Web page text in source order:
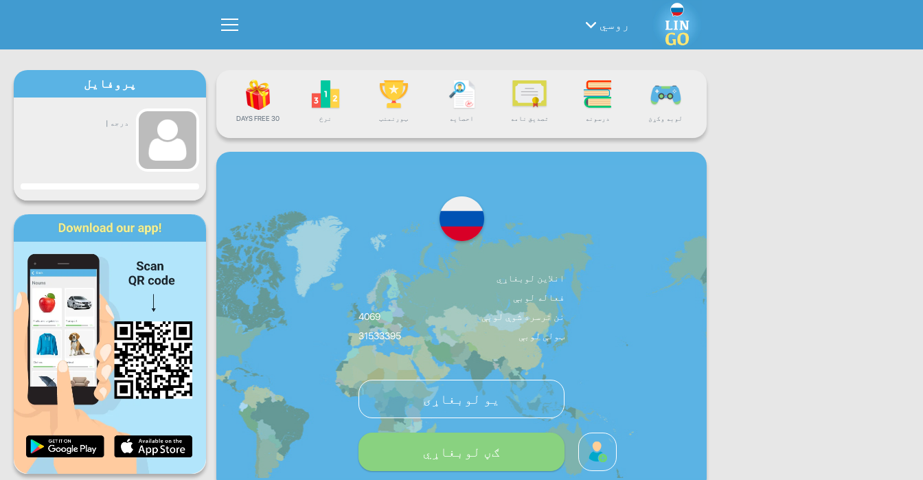
روسي
لوبه وکړئ درسونه تصدیق نامه احصایه ټورنمنټ نرخ 30 DAYS FREE
انلاین لوبغاړي
فعاله لوبې
نن ترسره شوې لوبې
4069
ټولې لوبې
31533395
یو لوبغاړی
ګڼ لوبغاړي
پروفایل
درجه |
جاري
دوشنبه سه پنجشنبه
جمعې
ورځ
شنبه یکشنبه
ورځنی پرمختګ
میاشتنی پرمختګ
ټول ټال جريان